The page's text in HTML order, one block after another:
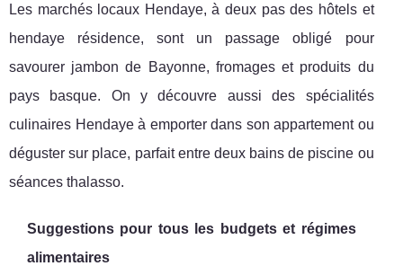
Les marchés locaux Hendaye, à deux pas des hôtels et
hendaye résidence, sont un passage obligé pour
savourer jambon de Bayonne, fromages et produits du
pays basque. On y découvre aussi des spécialités
culinaires Hendaye à emporter dans son appartement ou
déguster sur place, parfait entre deux bains de piscine ou
séances thalasso.
Suggestions pour tous les budgets et régimes
alimentaires